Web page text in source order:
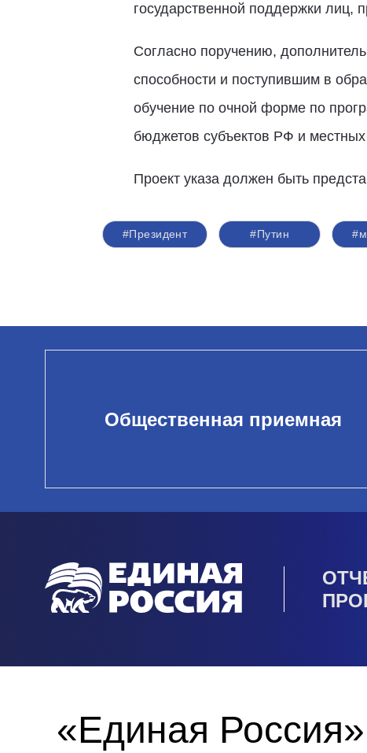
государственной поддержки лиц,
Согласно поручению,
способности и поступившим в
обучение по очной форме по
бюджетов субъектов РФ и
Проект указа должен быть
#Президент #Путин
Общественная приемная
«Единая